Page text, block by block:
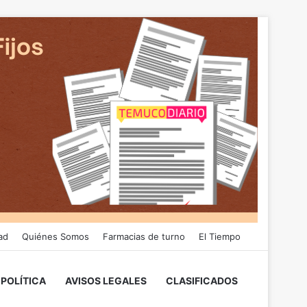
Quiénes Somos Farmacias de turno El Tiempo
POLÍTICA AVISOS LEGALES CLASIFICADOS